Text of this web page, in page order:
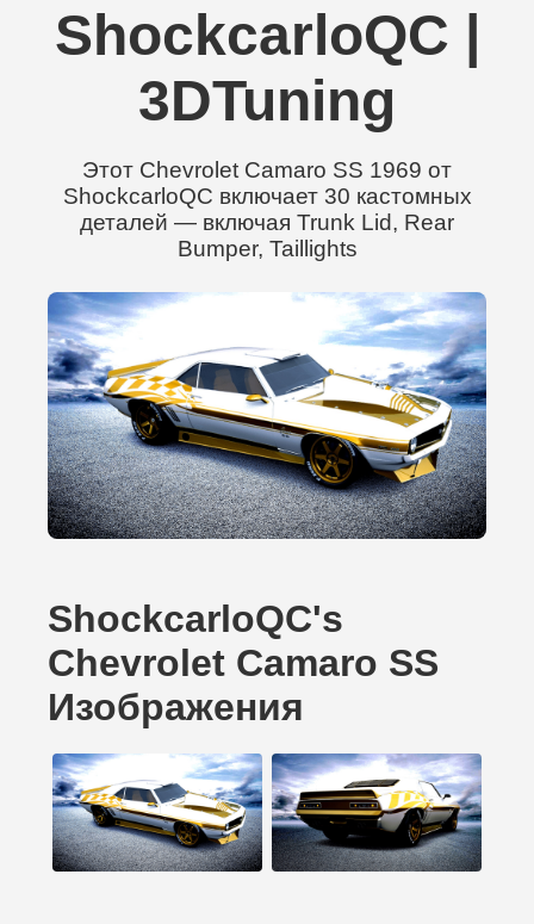
ShockcarloQC |
3DTuning
Этот Chevrolet Camaro SS 1969 от
ShockcarloQC включает 30 кастомных
деталей — включая Trunk Lid, Rear
Bumper, Taillights
ShockcarloQC's
Chevrolet Camaro SS
Изображения